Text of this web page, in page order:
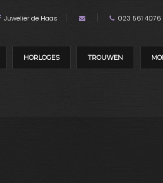
Juwelier de Haas 023 561 4076
HORLOGES TROUWEN